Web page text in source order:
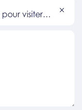
visiter